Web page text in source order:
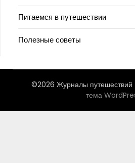
Питаемся в путешествии
Полезные советы
©2026 Журналы путешествий
тема